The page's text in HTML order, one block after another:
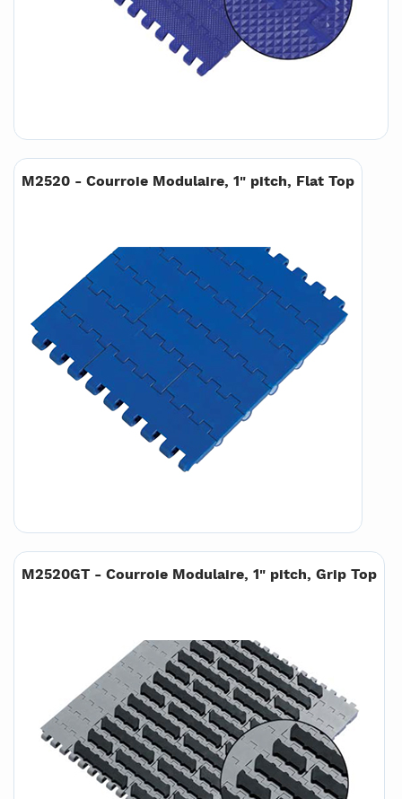
M2520 - Courroie Modulaire, 1" pitch, Flat Top
M2520GT - Courroie Modulaire, 1" pitch, Grip Top